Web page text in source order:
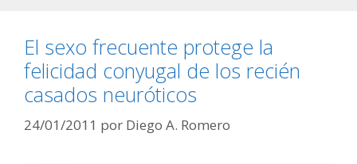
El sexo frecuente protege la
felicidad conyugal de los recién
casados neuróticos
24/01/2011 por Diego A. Romero